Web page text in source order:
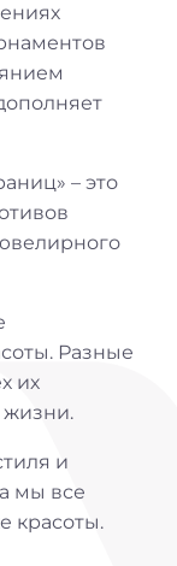
– это
Разные
их
жизни.
и
мы все
красоты.